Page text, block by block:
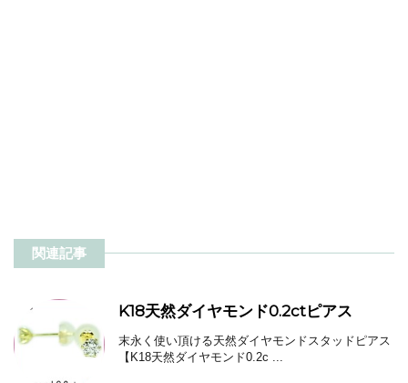
関連記事
K18天然ダイヤモンド0.2ctピアス
末永く使い頂ける天然ダイヤモンドスタッドピアス
【K18天然ダイヤモンド0.2c ...